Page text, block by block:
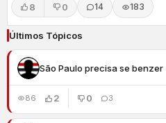
8 0 14 183
Últimos Tópicos
São Paulo precisa se benzer
86 2 0 3